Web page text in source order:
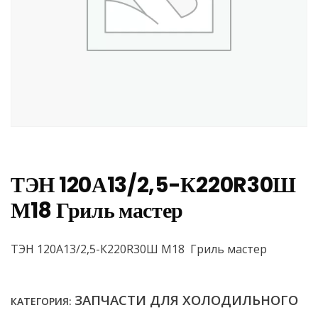
ТЭН 120А13/2,5-К220R30Ш
М18 Гриль мастер
ТЭН 120А13/2,5-К220R30Ш М18 Гриль мастер
КАТЕГОРИЯ: ЗАПЧАСТИ ДЛЯ ХОЛОДИЛЬНОГО